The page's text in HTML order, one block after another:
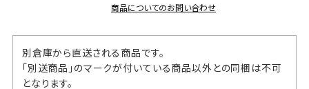
商品についてのお問い合わせ
別倉庫から直送される商品です。
「別送商品」のマークが付いている商品以外との同梱は不可
となります。